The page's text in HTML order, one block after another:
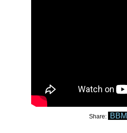
Share: BBM